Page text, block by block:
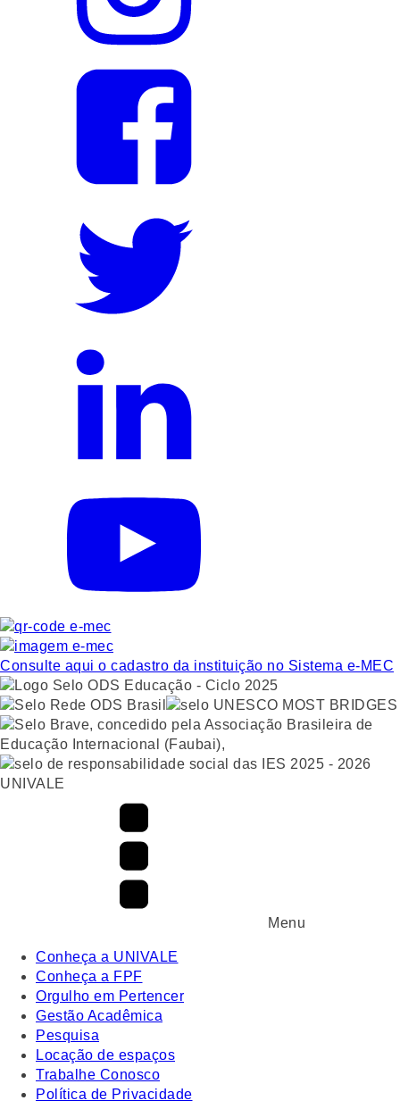
Consulte aqui o cadastro da instituição no Sistema e-MEC
UNIVALE
Menu
Conheça a UNIVALE
Conheça a FPF
Orgulho em Pertencer
Gestão Acadêmica
Pesquisa
Locação de espaços
Trabalhe Conosco
Política de Privacidade